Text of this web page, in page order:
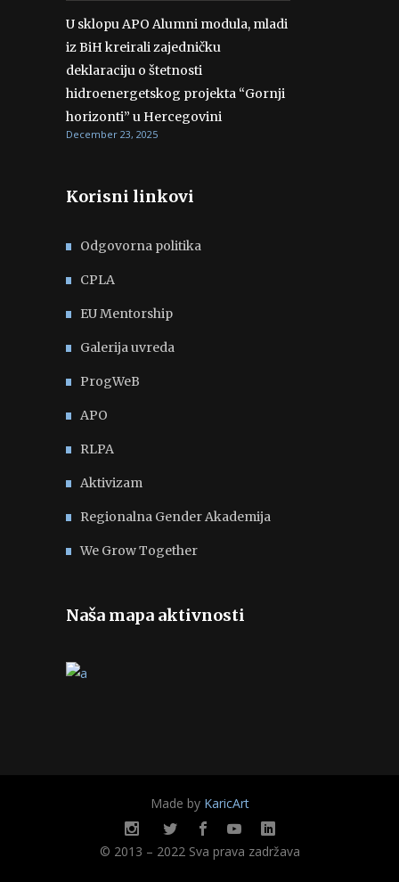
U sklopu APO Alumni modula, mladi
iz BiH kreirali zajedničku
deklaraciju o štetnosti
hidroenergetskog projekta “Gornji
horizonti” u Hercegovini
December 23, 2025
Korisni linkovi
Odgovorna politika
CPLA
EU Mentorship
Galerija uvreda
ProgWeB
APO
RLPA
Aktivizam
Regionalna Gender Akademija
We Grow Together
Naša mapa aktivnosti
Made by KaricArt
© 2013 – 2022 Sva prava zadržava